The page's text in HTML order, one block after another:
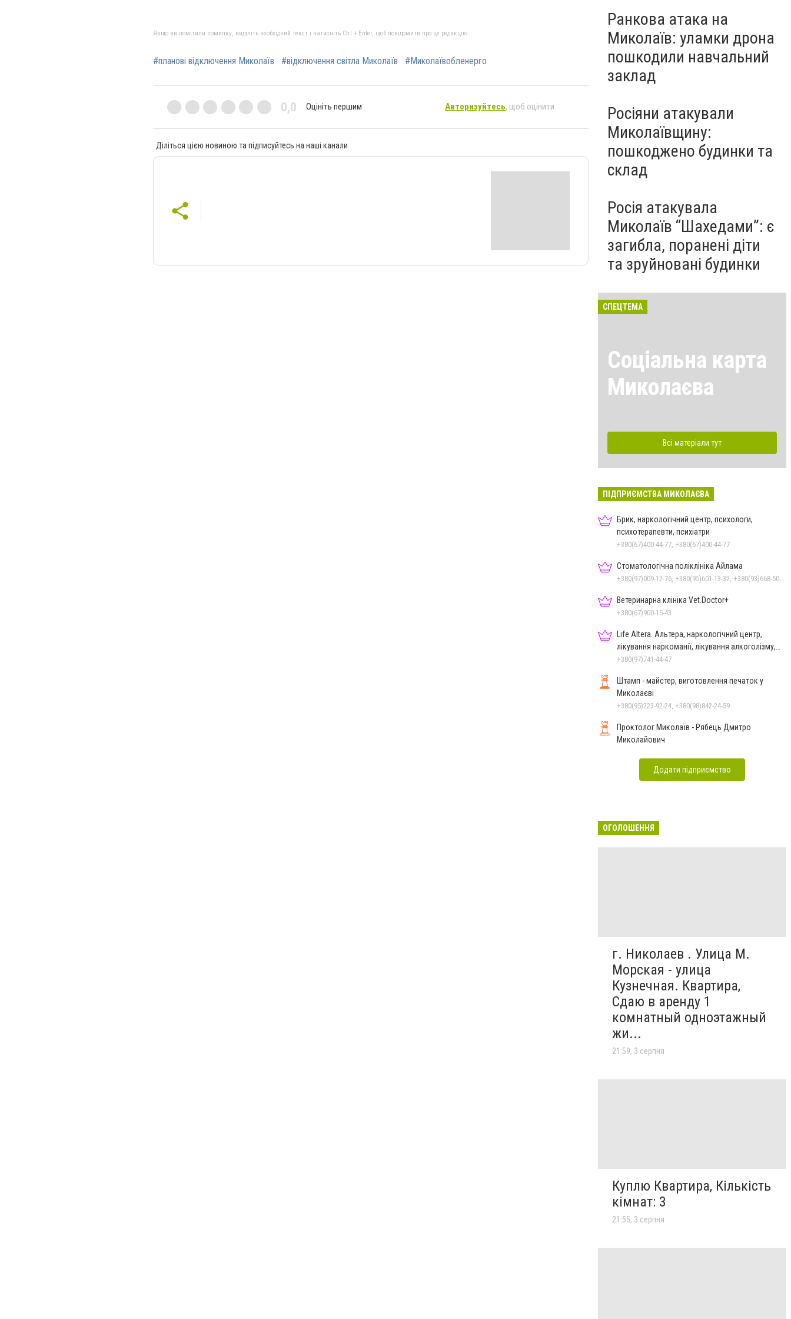
Якщо ви помітили помилку, виділіть необхідний текст і натисніть Ctrl + Enter, щоб повідомити про це редакцію
#планові відключення Миколаїв #відключення світла Миколаїв #Миколаївобленерго
0,0 Оцініть першим Авторизуйтесь, щоб оцінити
Діліться цією новиною та підписуйтесь на наші канали
Ранкова атака на
Миколаїв: уламки дрона
пошкодили навчальний
заклад
Росіяни атакували
Миколаївщину:
пошкоджено будинки та
склад
Росія атакувала
Миколаїв “Шахедами”: є
загибла, поранені діти
та зруйновані будинки
СПЕЦТЕМА
Соціальна карта
Миколаєва
Всі матеріали тут
ПІДПРИЄМСТВА МИКОЛАЄВА
Брик, наркологічний центр, психологи,
психотерапевти, психіатри
+380(67)400-44-77, +380(67)400-44-77
Стоматологічна поліклініка Айлама
Ветеринарна клініка Vet.Doctor+
+380(67)900-15-43
Life Altera. Альтера, наркологічний центр,
лікування наркоманії, лікування алкоголізму,
зняття ломки
+380(97)741-44-47
Штамп - майстер, виготовлення печаток у
Миколаєві
+380(95)223-92-24, +380(98)842-24-59
Проктолог Миколаїв - Рябець Дмитро
Миколайович
Додати підприємство
ОГОЛОШЕННЯ
г. Николаев . Улица М.
Морская - улица
Кузнечная. Квартира,
Сдаю в аренду 1
комнатный одноэтажный
жи...
21:59, 3 серпня
Куплю Квартира, Кількість
кімнат: 3
21:55, 3 серпня